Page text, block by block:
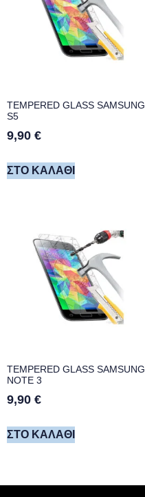
TEMPERED GLASS SAMSUNG
S5
9,90 €
ΣΤΟ ΚΑΛΆΘΙ
TEMPERED GLASS SAMSUNG
NOTE 3
9,90 €
ΣΤΟ ΚΑΛΆΘΙ